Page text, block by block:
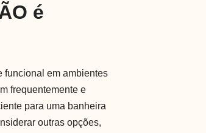
é
funcional em ambientes
frequentemente e
para uma banheira
outras opções,